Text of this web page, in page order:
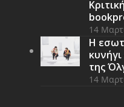
14
Η
της
14